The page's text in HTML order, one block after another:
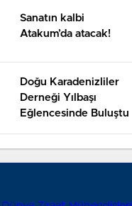
Sanatın kalbi
Atakum’da atacak!
Doğu Karadenizliler
Derneği Yılbaşı
Eğlencesinde Buluştu